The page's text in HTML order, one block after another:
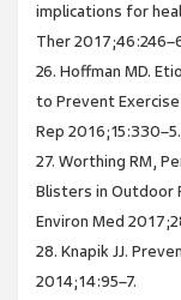
implications for
Ther
26. Hoffman MD.
to Prevent
Rep
27. Worthing RM,
Blisters in Outdoor
Environ Med
28. Knapik JJ.
2014;14:95–7.